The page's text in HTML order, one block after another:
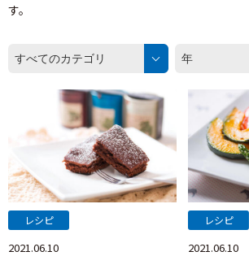
す。
レシピ
2021.06.10
レシピ
2021.06.10